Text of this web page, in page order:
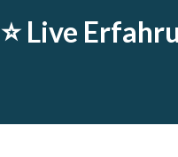
⭐️ Live